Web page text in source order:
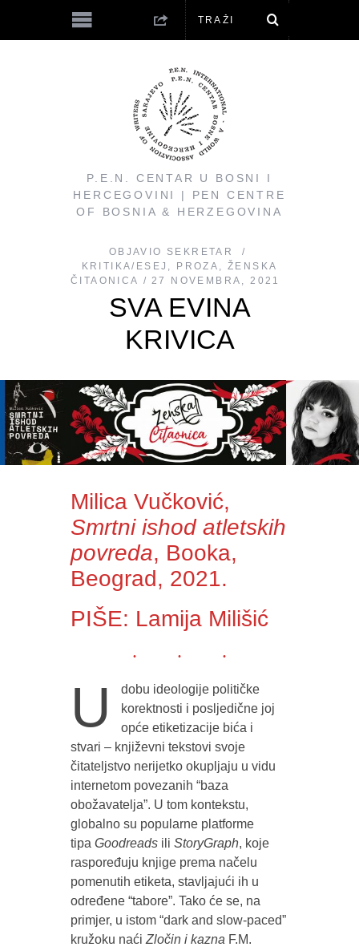
P.E.N. CENTAR U BOSNI I
HERCEGOVINI | PEN CENTRE
OF BOSNIA & HERZEGOVINA
OBJAVIO
SEKRETAR
KRITIKA/ESEJ , PROZA ,ŽENSKA
ČITAONICA
27 NOVEMBRA, 2021
SVA EVINA
KRIVICA
Milica Vučković,
Smrtni ishod atletskih
povreda, Booka,
Beograd, 2021.
PIŠE: Lamija Milišić
U
dobu ideologije političke
korektnosti i posljedične joj
opće etiketizacije bića i
stvari – književni tekstovi svoje
čitateljstvo nerijetko okupljaju u vidu
internetom povezanih “baza
obožavatelja”. U tom kontekstu,
globalno su popularne platforme
tipa Goodreadsili StoryGraph, koje
raspoređuju knjige prema načelu
pomenutih etiketa, stavljajući ih u
određene “tabore”. Tako će se, na
primjer, u istom “dark and slow-paced”
kružoku naćiZločin i kaznaF.M.